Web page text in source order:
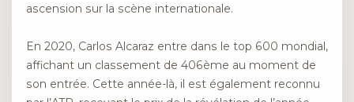
ascension sur la scène internationale.
En 2020, Carlos Alcaraz entre dans le top 600 mondial,
affichant un classement de 406ème au moment de
son entrée. Cette année-là, il est également reconnu